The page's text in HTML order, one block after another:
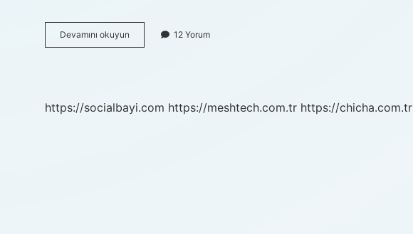
Devamını okuyun
Ne
12 Yorum
https://socialbayi.com https://meshtech.com.tr https://chicha.com.tr